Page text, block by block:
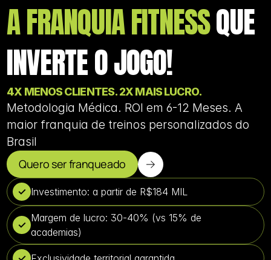
A FRANQUIA FITNESS QUE
INVERTE O JOGO!
4X MENOS CLIENTES. 2X MAIS LUCRO.
Metodologia Médica. ROI em 6-12 Meses. A
maior franquia de treinos personalizados do
Brasil
Quero ser franqueado
✓ Investimento: a partir de R$184 MIL
✓
Margem de lucro: 30-40% (vs 15% de
academias)